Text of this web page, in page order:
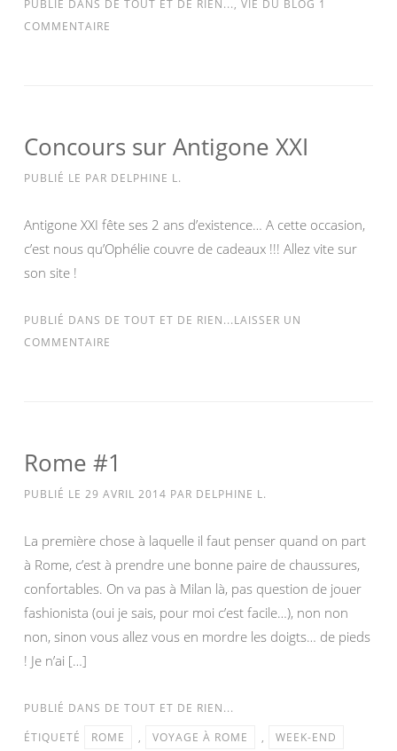
PUBLIÉ DANS DE TOUT ET DE RIEN..., VIE DU BLOG 1
COMMENTAIRE
Concours sur Antigone XXI
PUBLIÉ LE PAR DELPHINE L.
Antigone XXI fête ses 2 ans d’existence… A cette occasion,
c’est nous qu’Ophélie couvre de cadeaux !!! Allez vite sur
son site !
PUBLIÉ DANS DE TOUT ET DE RIEN...LAISSER UN
COMMENTAIRE
Rome #1
PUBLIÉ LE 29 AVRIL 2014 PAR DELPHINE L.
La première chose à laquelle il faut penser quand on part
à Rome, c’est à prendre une bonne paire de chaussures,
confortables. On va pas à Milan là, pas question de jouer
fashionista (oui je sais, pour moi c’est facile…), non non
non, sinon vous allez vous en mordre les doigts… de pieds
! Je n’ai […]
PUBLIÉ DANS DE TOUT ET DE RIEN...
ÉTIQUETÉ
ROME , VOYAGE À ROME ,
WEEK-END